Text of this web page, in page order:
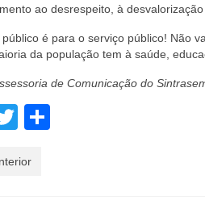
ao desrespeito, à
público é para o serviço público! Não
da população tem à saúde,
de Comunicação do
Twitter